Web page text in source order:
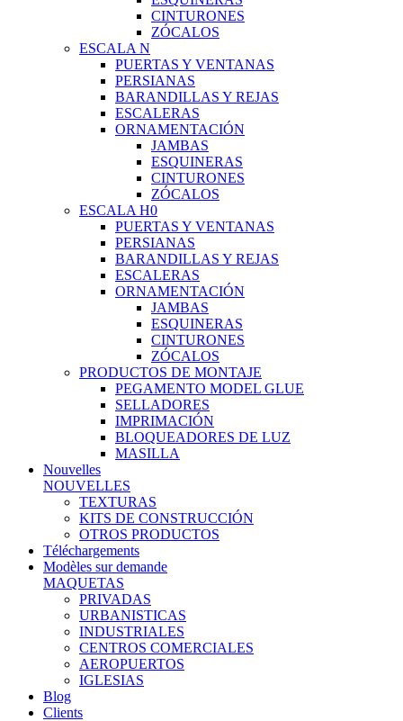
CINTURONES
ZÓCALOS
ESCALA N
PUERTAS Y VENTANAS
PERSIANAS
BARANDILLAS Y REJAS
ESCALERAS
ORNAMENTACIÓN
JAMBAS
ESQUINERAS
CINTURONES
ZÓCALOS
ESCALA H0
PUERTAS Y VENTANAS
PERSIANAS
BARANDILLAS Y REJAS
ESCALERAS
ORNAMENTACIÓN
JAMBAS
ESQUINERAS
CINTURONES
ZÓCALOS
PRODUCTOS DE MONTAJE
PEGAMENTO MODEL GLUE
SELLADORES
IMPRIMACIÓN
BLOQUEADORES DE LUZ
MASILLA
Nouvelles
NOUVELLES
TEXTURAS
KITS DE CONSTRUCCIÓN
OTROS PRODUCTOS
Téléchargements
Modèles sur demande
MAQUETAS
PRIVADAS
URBANISTICAS
INDUSTRIALES
CENTROS COMERCIALES
AEROPUERTOS
IGLESIAS
Blog
Clients